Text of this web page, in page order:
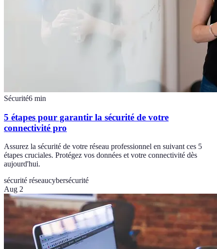
Sécurité6 min
5 étapes pour garantir la sécurité de votre
connectivité pro
Assurez la sécurité de votre réseau professionnel en suivant ces 5
étapes cruciales. Protégez vos données et votre connectivité dès
aujourd'hui.
sécurité réseaucybersécurité
Aug 2